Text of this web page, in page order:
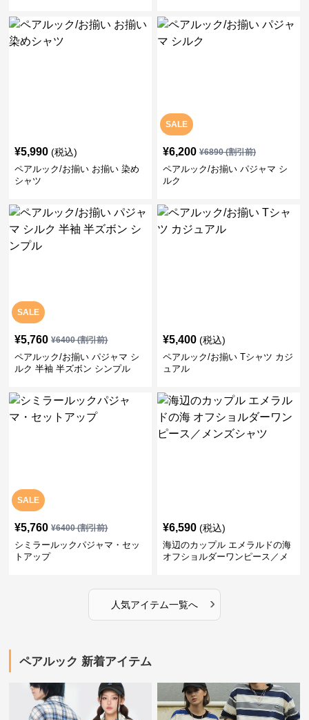
¥5,990 (税込)
ペアルック/お揃い お揃い 染め
シャツ
SALE
¥6,200 ¥6890(割引前)
ペアルック/お揃い パジャマ シ
ルク
SALE
¥5,760 ¥6400(割引前)
ペアルック/お揃い パジャマ シ
ルク 半袖 半ズボン シンプル
¥5,400 (税込)
ペアルック/お揃い Tシャツ カジ
ュアル
SALE
¥5,760 ¥6400(割引前)
シミラールックパジャマ・セッ
トアップ
¥6,590 (税込)
海辺のカップル エメラルドの海
オフショルダーワンピース／メ
人気アイテム一覧へ ›
ペアルック 新着アイテム